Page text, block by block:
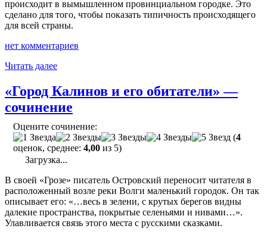
происходит в вымышленном провинциальном городке. Это
сделано для того, чтобы показать типичность происходящего
для всей страны.
нет комментариев
Читать далее"«Темное
в
пьесе
«Гроза»
сочинение"
«Город Калинов и его обитатели» —
сочинение
Оцените сочинение:
(4
оценок, среднее: 4,00 из 5)
Загрузка...
В своей «Грозе» писатель Островский переносит читателя в
расположенный возле реки Волги маленький городок. Он так
описывает его: «…весь в зелени, с крутых берегов видны
далекие пространства, покрытые селеньями и нивами…».
Улавливается связь этого места с русскими сказками.